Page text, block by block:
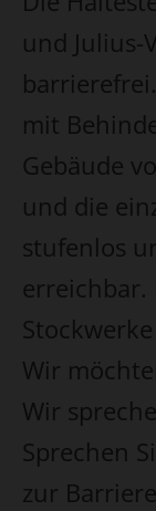
und Julius-
mit
Gebäude
und die
stufenlos
erreichbar.
Wir
Wir
Sprechen
zur